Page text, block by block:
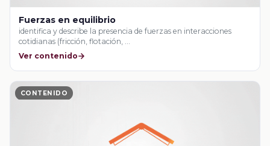
Fuerzas en equilibrio
identifica y describe la presencia de fuerzas en interacciones
cotidianas (fricción, flotación, …
Ver contenido
CONTENIDO